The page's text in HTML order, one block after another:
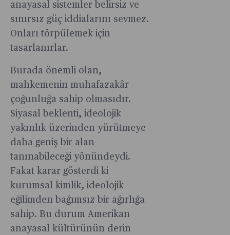
anayasal sistemler belirsiz ve
sınırsız güç iddialarını sevmez.
Onları törpülemek için
tasarlanırlar.
Burada önemli olan,
mahkemenin muhafazakâr
çoğunluğa sahip olmasıdır.
Siyasal beklenti, ideolojik
yakınlık üzerinden yürütmeye
daha geniş bir alan
tanınabileceği yönündeydi.
Fakat karar gösterdi ki
kurumsal kimlik, ideolojik
eğilimden bağımsız bir ağırlığa
sahip. Bu durum Amerikan
anayasal kültürünün derin